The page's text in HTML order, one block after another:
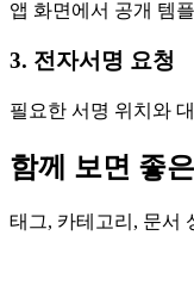
앱 화면에서 공개 템
3. 전자서명 요청
필요한 서명 위치와
함께 보면 좋
태그, 카테고리, 문서